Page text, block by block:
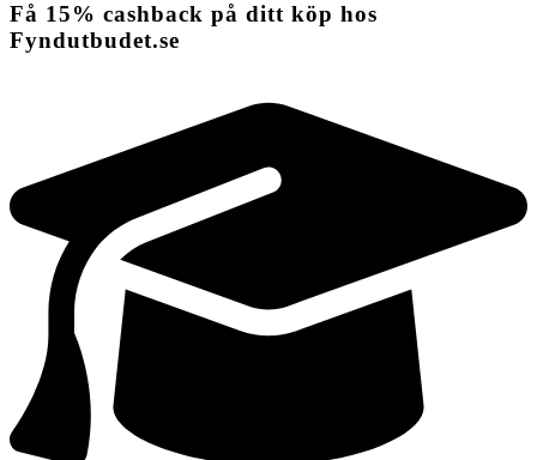
Få 15% cashback på ditt köp hos
Fyndutbudet.se